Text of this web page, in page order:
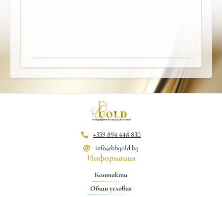
+359 894 448 830
info@bbgold.bg
Информация
Контакти
Общи условия